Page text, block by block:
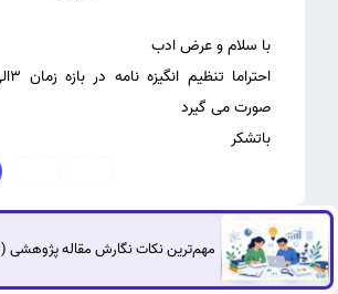
باتشکر
مهم‌ترین نکات نگارش مقاله پژوهشی